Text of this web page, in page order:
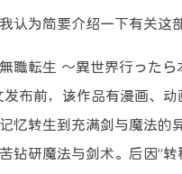
认为简要介绍一下有关这
職転生 ～異世界行った
发布前，该作品有漫画、
忆转生到充满剑与魔法的
钻研魔法与剑术。后因”